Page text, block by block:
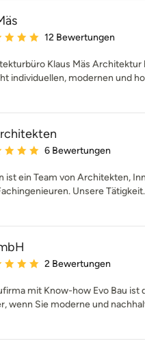
Bewertung: 4.9 von 5
12 Bewertungen
Klaus Mäs Architektur
individuellen, modernen und
Bewertung: 5 von 5
6 Bewertungen
ist ein Team von Architekten,
Unsere
Bewertung: 5 von 5
2 Bewertungen
mit Know-how Evo Bau ist
wenn Sie moderne und